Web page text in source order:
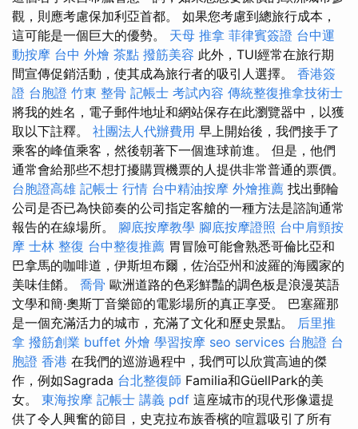
觀，則應考慮保加利亞首都。 如果您考慮到總旅行成本，
這可能是一個巨大的優勢。 天母 推拿 菲律賓簽證 台中運
動按摩 台中 外燴 茶點 撥筋美容 此外，TUI經常在旅行期
間宣傳促銷活動，使其成為旅行者的吸引人選擇。 香港簽
證 台胞證 竹東 整骨 記帳士 考試內容 傳統整復推拿技術士
將我的姓名，電子郵件地址和網站保存在此瀏覽器中，以獲
取以下註釋。 社團法人代辦費用 早上開始後，我們接手了
乘客的峰值乘客，然後朝著下一個進球前進。 但是，他們
通常會給那些不想打擾購買機票的人提供非常普通的票價。
台胞證高雄 記帳士 行情 台中精油按摩 外燴推薦 找出郵輪
公司是否已為快節奏的公司指定客艙的一種方法是諮詢通常
報告的在線場所。 腳底按摩教學 腳底按摩證照 台中肩頸按
摩 士林 整復 台中整復推薦 胃冒險可能會熟悉哥倫比亞和
巴拿馬的咖啡道，伊斯坦布爾，佐治亞州和波羅的海國家的
美味佳餚。 喬骨 歐洲道路的色彩鮮豔的調色板是浪漫英語
文學和簡·奧斯丁音樂節的電影場所的真正享受。 巴塞羅那
是一個充滿活力的城市，充滿了文化和歷史景點。 后里推
拿 撥筋創業 buffet 外燴 學習按摩 seo services 台胞證 台
胞證 香港 在我們的巡游過程中，我們可以欣賞高迪的傑
作，例如Sagrada 台北整復師 Familia和GüellPark的美
女。 東海按摩 記帳士 講義 pdf 這座城市的現代形像還提
供了令人興奮的節目，史克拉布族香檳的喧囂吸引了所有